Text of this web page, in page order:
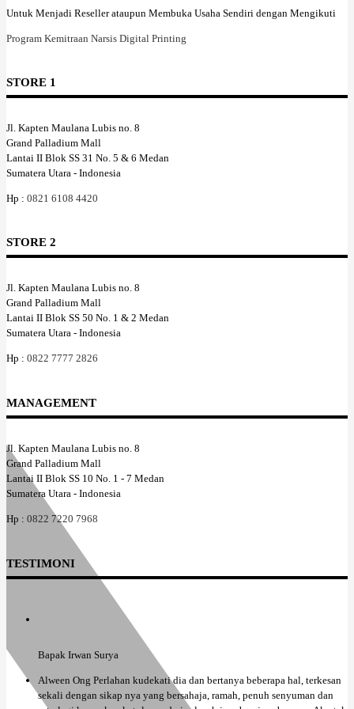
Untuk Menjadi Reseller ataupun Membuka Usaha Sendiri dengan Mengikuti
Program Kemitraan Narsis Digital Printing
STORE 1
Jl. Kapten Maulana Lubis no. 8
Grand Palladium Mall
Lantai II Blok SS 31 No. 5 & 6 Medan
Sumatera Utara - Indonesia
Hp : 0821 6108 4420
STORE 2
Jl. Kapten Maulana Lubis no. 8
Grand Palladium Mall
Lantai II Blok SS 50 No. 1 & 2 Medan
Sumatera Utara - Indonesia
Hp : 0822 7777 2826
MANAGEMENT
Jl. Kapten Maulana Lubis no. 8
Grand Palladium Mall
Lantai II Blok SS 10 No. 1 - 7 Medan
Sumatera Utara - Indonesia
Hp : 0822 7220 7968
TESTIMONI
Bapak Irwan Surya
Alween Ong Perlahan kudekati dia dan bertanya beberapa hal, terkesan
sekali dengan sikap nya yang bersahaja, ramah, penuh senyuman dan